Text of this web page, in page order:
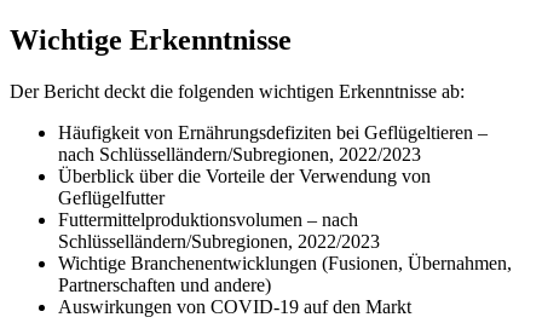
Wichtige Erkenntnisse
Der Bericht deckt die folgenden wichtigen Erkenntnisse ab:
Häufigkeit von Ernährungsdefiziten bei Geflügeltieren –
nach Schlüsselländern/Subregionen, 2022/2023
Überblick über die Vorteile der Verwendung von
Geflügelfutter
Futtermittelproduktionsvolumen – nach
Schlüsselländern/Subregionen, 2022/2023
Wichtige Branchenentwicklungen (Fusionen, Übernahmen,
Partnerschaften und andere)
Auswirkungen von COVID-19 auf den Markt